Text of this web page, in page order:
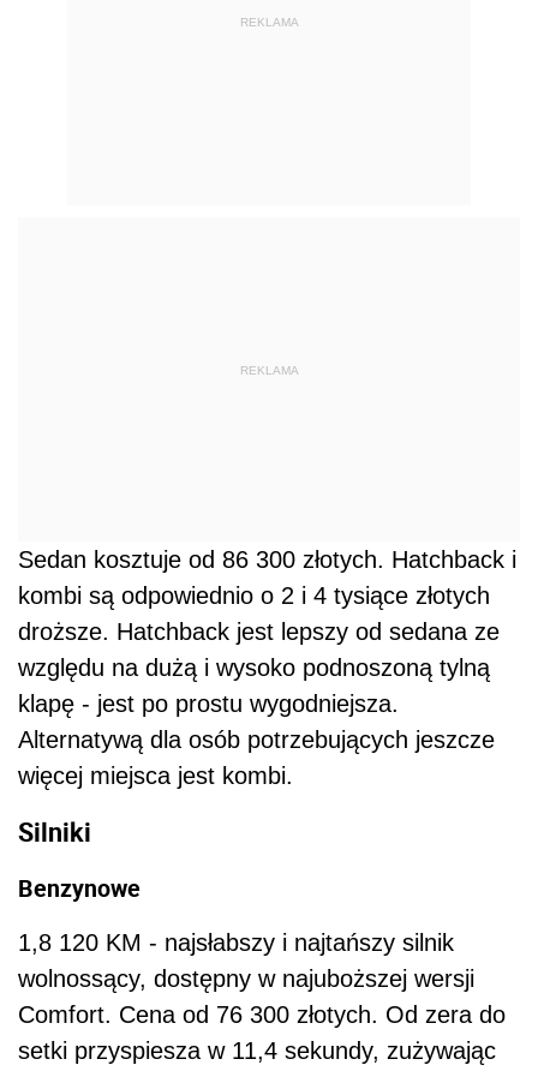
REKLAMA
REKLAMA
Sedan kosztuje od 86 300 złotych. Hatchback i
kombi są odpowiednio o 2 i 4 tysiące złotych
droższe. Hatchback jest lepszy od sedana ze
względu na dużą i wysoko podnoszoną tylną
klapę - jest po prostu wygodniejsza.
Alternatywą dla osób potrzebujących jeszcze
więcej miejsca jest kombi.
Silniki
Benzynowe
1,8 120 KM - najsłabszy i najtańszy silnik
wolnossący, dostępny w najuboższej wersji
Comfort. Cena od 76 300 złotych. Od zera do
setki przyspiesza w 11,4 sekundy, zużywając